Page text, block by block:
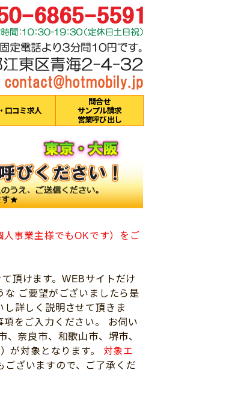
口コミ求人
問合せ
サンプル請求
営業呼び出し
事業主様でもOKです）をご
頂けます。WEBサイトだけ
な ご要望がございましたら是
詳しく説明させて頂きま
をご入力ください。 お伺い
奈良市、和歌山市、堺市、
が対象となります。 対象エ
ございますので、ご了承くだ